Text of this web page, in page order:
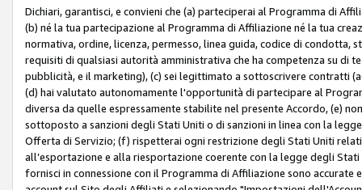
Dichiari, garantisci, e convieni che (a) parteciperai al Programma di
(b) né la tua partecipazione al Programma di Affiliazione né la tua
normativa, ordine, licenza, permesso, linea guida, codice di
requisiti di qualsiasi autorità amministrativa che ha competenza su di
pubblicità, e il marketing), (c) sei legittimato a sottoscrivere contratti
(d) hai valutato autonomamente l'opportunità di partecipare al
diversa da quelle espressamente stabilite nel presente Accordo, (e)
sottoposto a sanzioni degli Stati Uniti o di sanzioni in linea con la
Offerta di Servizio; (f) rispetterai ogni restrizione degli Stati Uniti
all’esportazione e alla riesportazione coerente con la legge degli
fornisci in connessione con il Programma di Affiliazione sono